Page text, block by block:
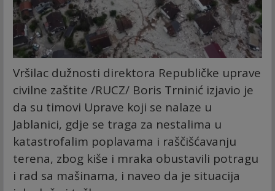
Vršilac dužnosti direktora Republičke uprave
civilne zaštite /RUCZ/ Boris Trninić izjavio je
da su timovi Uprave koji se nalaze u
Jablanici, gdje se traga za nestalima u
katastrofalim poplavama i raščišćavanju
terena, zbog kiše i mraka obustavili potragu
i rad sa mašinama, i naveo da je situacija